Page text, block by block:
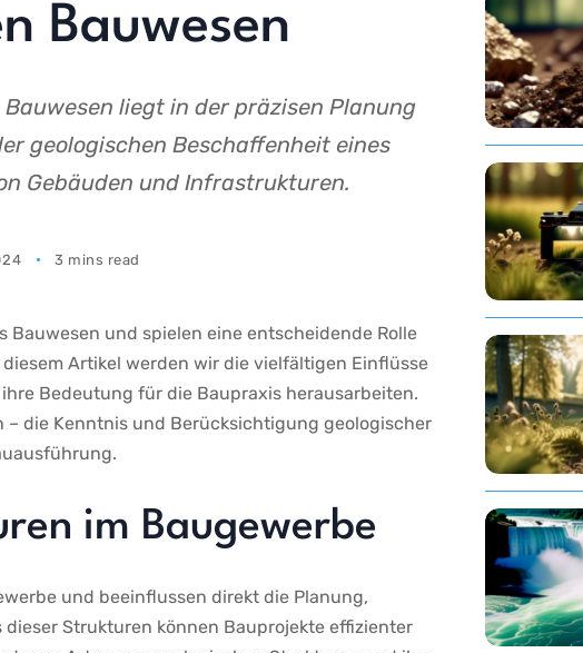
Bauwesen
liegt in der präzisen Planung
geologischen Beschaffenheit eines
Gebäuden und Infrastrukturen.
3 mins read
und spielen​ eine entscheidende Rolle
Artikel‌ werden wir‍ die vielfältigen ⁤Einflüsse
Bedeutung für​ die Baupraxis herausarbeiten.
die Kenntnis und Berücksichtigung geologischer‌
⁣im Baugewerbe
und⁤ beeinflussen direkt ⁢die Planung,
Strukturen können Bauprojekte effizienter‌